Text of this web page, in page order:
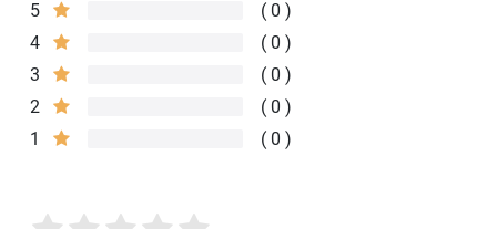
5
0
4
0
3
0
2
0
1
0